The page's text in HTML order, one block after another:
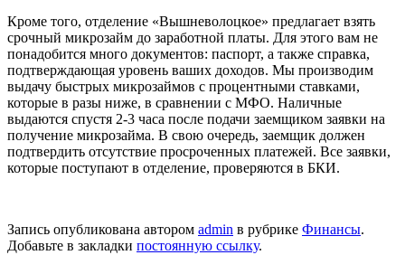
Кроме того, отделение «Вышневолоцкое» предлагает взять
срочный микрозайм до заработной платы. Для этого вам не
понадобится много документов: паспорт, а также справка,
подтверждающая уровень ваших доходов. Мы производим
выдачу быстрых микрозаймов с процентными ставками,
которые в разы ниже, в сравнении с МФО. Наличные
выдаются спустя 2-3 часа после подачи заемщиком заявки на
получение микрозайма. В свою очередь, заемщик должен
подтвердить отсутствие просроченных платежей. Все заявки,
которые поступают в отделение, проверяются в БКИ.
Запись опубликована автором admin в рубрике Финансы.
Добавьте в закладки постоянную ссылку.